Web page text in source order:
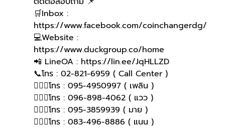
🛒Inbox :
https://www.facebook.com/coinchangerdg/
💻Website :
https://www.duckgroup.co/home
📲 LineOA : https://lin.ee/JqHLLZD
📞โทร : 02-821-6959 ( Call Center )
🙋🏻‍♀โทร : 095-4950997 ( เพลิน )
🙋🏻‍♀โทร : 096-898-4062 ( แวว )
🙋🏻‍♀️โทร : 095-3859939 ( มาย )
🙋🏻‍♀️โทร : 083-496-8886 ( แนน )